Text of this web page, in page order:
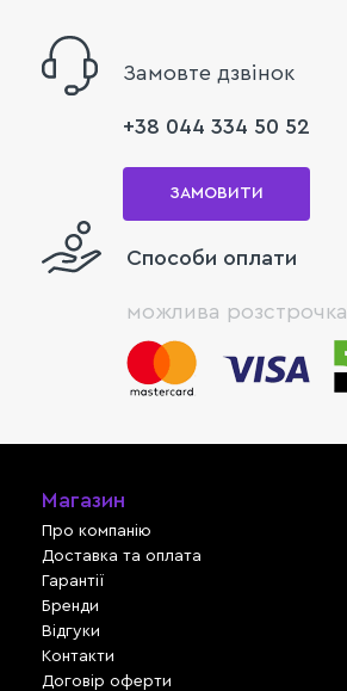
Замовте дзвінок
+38 044 334 50 52
ЗАМОВИТИ
Способи оплати
можлива розстрочка
Магазин
Про компанію
Доставка та оплата
Гарантії
Бренди
Відгуки
Контакти
Договір оферти